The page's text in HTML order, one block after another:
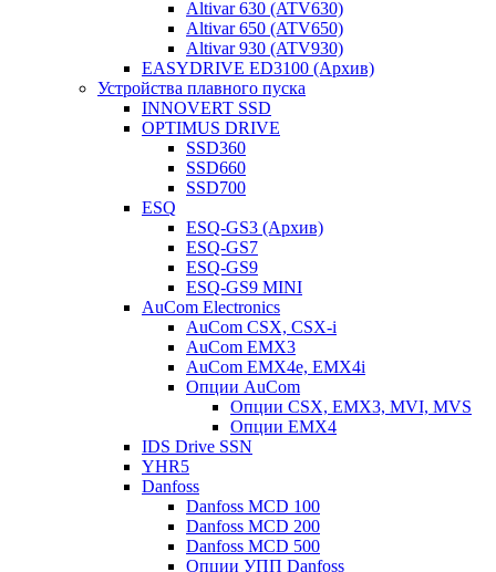
Altivar 630 (ATV630)
Altivar 650 (ATV650)
Altivar 930 (ATV930)
EASYDRIVE ED3100 (Архив)
Устройства плавного пуска
INNOVERT SSD
OPTIMUS DRIVE
SSD360
SSD660
SSD700
ESQ
ESQ-GS3 (Архив)
ESQ-GS7
ESQ-GS9
ESQ-GS9 MINI
AuCom Electronics
AuCom CSX, CSX-i
AuCom EMX3
AuCom EMX4e, EMX4i
Опции AuCom
Опции CSX, EMX3, MVI, MVS
Опции EMX4
IDS Drive SSN
YHR5
Danfoss
Danfoss MCD 100
Danfoss MCD 200
Danfoss MCD 500
Опции УПП Danfoss